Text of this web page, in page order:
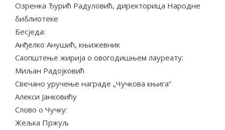
Озренка Ђурић Радуловић, директорица Народне
библиотеке
Бесједа:
Анђелко Анушић, књижевник
Саопштење жирија о овогодишњем лауреату:
Миљан Радојковић
Свечано уручење награде „Чучкова књига“
Алекси Јанковићу
Слово о Чучку:
Жељка Пржуљ